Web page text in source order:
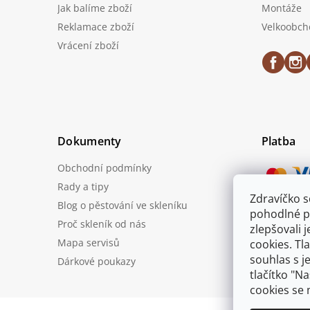
Zdravíčko
pohodlné
zlepšovali
cookies.
souhlas s
tlačítko
cookies se
Jak balíme zboží
Reklamace zboží
Vrácení zboží
Montáže
Dokumenty
Obchodní podmínky
Rady a tipy
Blog o pěstování ve skleníku
Proč skleník od nás
Mapa servisů
Dárkové poukazy
Platba